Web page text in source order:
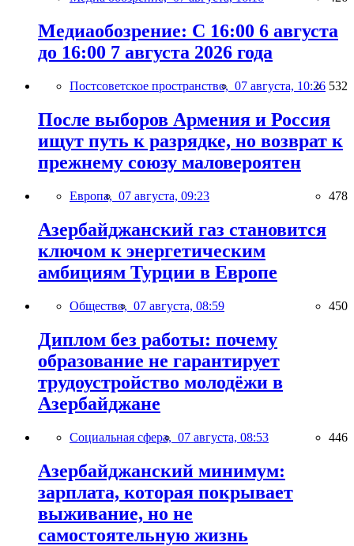
Медиаобозрение: С 16:00 6 августа
до 16:00 7 августа 2026 года
Постсоветское пространство, 07 августа, 10:26 532
После выборов Армения и Россия
ищут путь к разрядке, но возврат к
прежнему союзу маловероятен
Европа, 07 августа, 09:23 478
Азербайджанский газ становится
ключом к энергетическим
амбициям Турции в Европе
Общество, 07 августа, 08:59 450
Диплом без работы: почему
образование не гарантирует
трудоустройство молодёжи в
Азербайджане
Социальная сфера, 07 августа, 08:53 446
Азербайджанский минимум:
зарплата, которая покрывает
выживание, но не
самостоятельную жизнь